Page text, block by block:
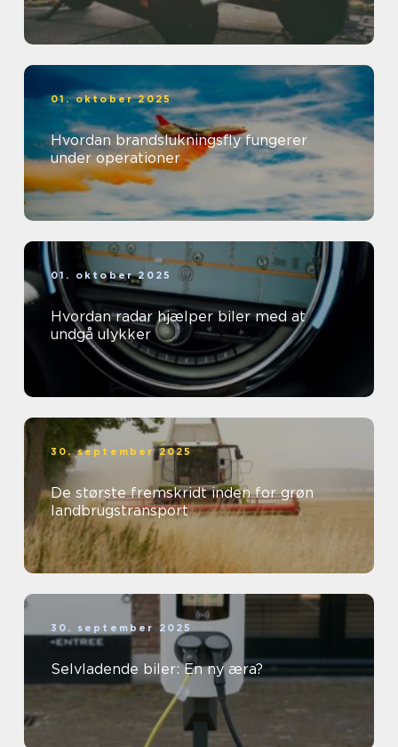
01. oktober 2025
Hvordan brandslukningsfly fungerer
under operationer
01. oktober 2025
Hvordan radar hjælper biler med at
undgå ulykker
30. september 2025
De største fremskridt inden for grøn
landbrugstransport
30. september 2025
Selvladende biler: En ny æra?